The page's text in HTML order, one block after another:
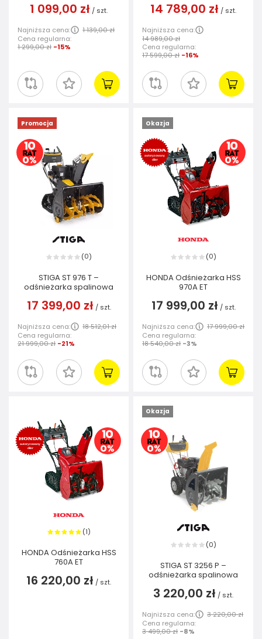
1 099,00 zł / szt.
Najniższa cena:
1 139,00 zł
Cena regularna:
1 299,00 zł -15%
14 789,00 zł / szt.
Najniższa cena:
14 989,00 zł
Cena regularna:
17 599,00 zł -16%
Promocja
(0)
STIGA ST 976 T –
odśnieżarka spalinowa
17 399,00 zł / szt.
Najniższa cena:
18 512,01 zł
Cena regularna:
21 999,00 zł -21%
Okazja
(0)
HONDA Odśnieżarka HSS
970A ET
17 999,00 zł / szt.
Najniższa cena:
17 999,00 zł
Cena regularna:
18 540,00 zł -3%
(1)
HONDA Odśnieżarka HSS
760A ET
16 220,00 zł / szt.
Okazja
(0)
STIGA ST 3256 P –
odśnieżarka spalinowa
3 220,00 zł / szt.
Najniższa cena:
3 220,00 zł
Cena regularna:
3 499,00 zł -8%